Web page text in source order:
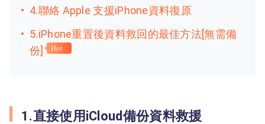
4.聯絡 Apple 支援iPhone資料復原
5.iPhone重置後資料救回的最佳方法[無需備
份]
Hot
1.直接使用iCloud備份資料救援